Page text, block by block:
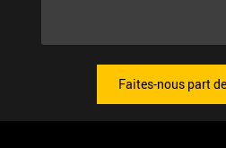
Faites-nous part